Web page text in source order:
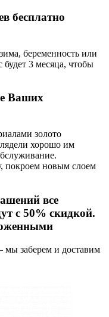
бесплатно
беременность или
3 месяца, чтобы
Ваших
золото
хорошо им
покроем новым слоем
все
с 50% скидкой.
мы заберем и доставим